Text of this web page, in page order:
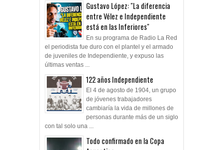
Gustavo López: "La diferencia
entre Vélez e Independiente
está en las Inferiores"
En su programa de Radio La Red
el periodista fue duro con el plantel y el armado
de juveniles de Independiente, y expuso las
últimas ventas ...
122 años Independiente
El 4 de agosto de 1904, un grupo
de jóvenes trabajadores
cambiaría la vida de millones de
personas durante más de un siglo
con tal solo una ...
Todo confirmado en la Copa